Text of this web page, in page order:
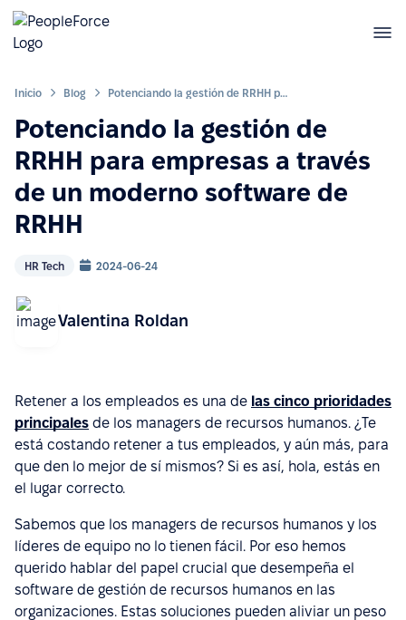
Inicio Blog Potenciando la gestión de RRHH para empresas a través de un moderno software de RRHH
Potenciando la gestión de
RRHH para empresas a través
de un moderno software de
RRHH
HR Tech 2024-06-24
Valentina Roldan
Retener a los empleados es una de las cinco prioridades
principales de los managers de recursos humanos. ¿Te
está costando retener a tus empleados, y aún más, para
que den lo mejor de sí mismos? Si es así, hola, estás en
el lugar correcto.
Sabemos que los managers de recursos humanos y los
líderes de equipo no lo tienen fácil. Por eso hemos
querido hablar del papel crucial que desempeña el
software de gestión de recursos humanos en las
organizaciones. Estas soluciones pueden aliviar un peso